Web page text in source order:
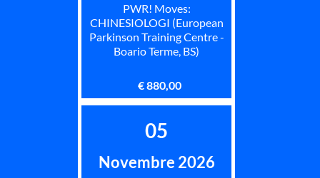
PWR! Moves:
CHINESIOLOGI (European
Parkinson Training Centre -
Boario Terme, BS)
€ 880,00
05
Novembre 2026